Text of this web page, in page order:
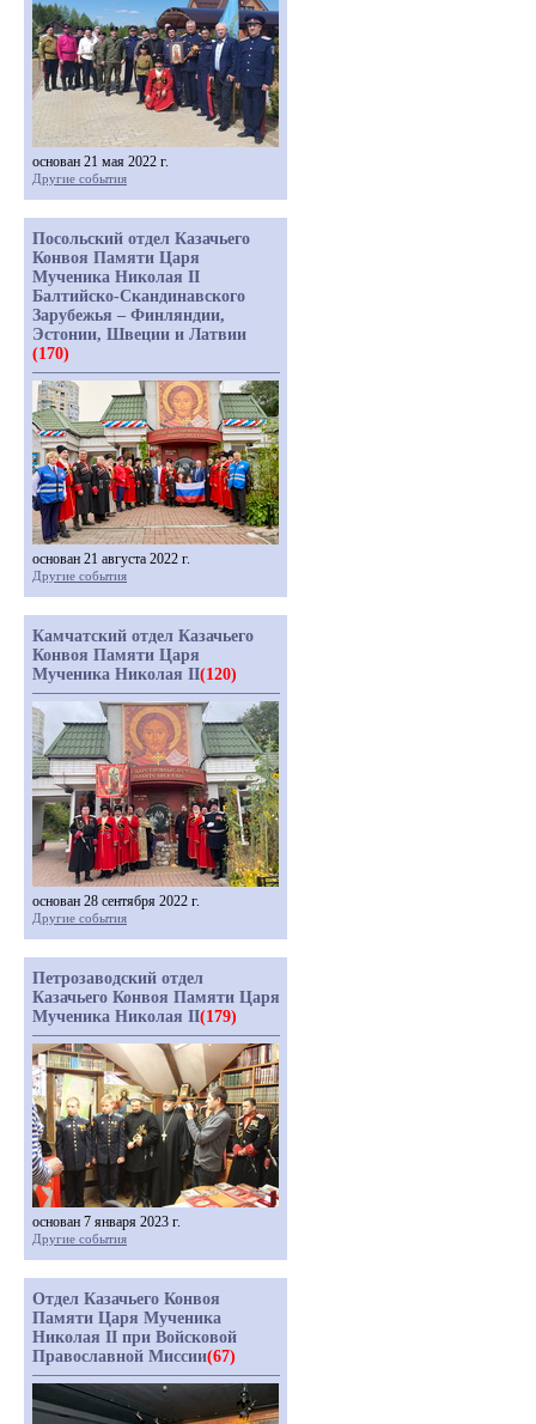
основан 21 мая 2022 г.
Другие события
Посольский отдел Казачьего
Конвоя Памяти Царя
Мученика Николая II
Балтийско-Скандинавского
Зарубежья – Финляндии,
Эстонии, Швеции и Латвии
(170)
основан 21 августа 2022 г.
Другие события
Камчатский отдел Казачьего
Конвоя Памяти Царя
Мученика Николая II(120)
основан 28 сентября 2022 г.
Другие события
Петрозаводский отдел
Казачьего Конвоя Памяти Царя
Мученика Николая II(179)
основан 7 января 2023 г.
Другие события
Отдел Казачьего Конвоя
Памяти Царя Мученика
Николая II при Войсковой
Православной Миссии(67)